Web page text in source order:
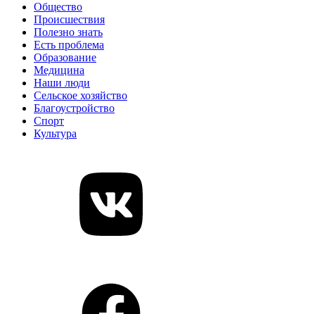
Общество
Происшествия
Полезно знать
Есть проблема
Образование
Медицина
Наши люди
Сельское хозяйство
Благоустройство
Спорт
Культура